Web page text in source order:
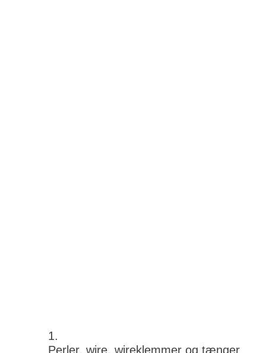
Perler, wire, wireklemmer og tænger